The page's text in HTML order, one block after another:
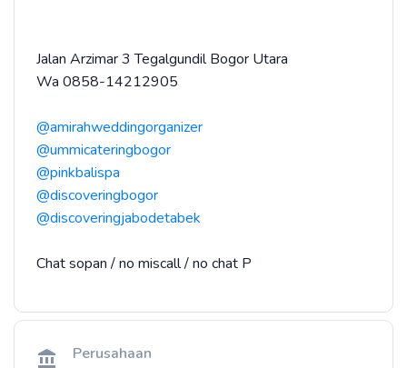
Jalan Arzimar 3 Tegalgundil Bogor Utara
Wa 0858-14212905
@amirahweddingorganizer
@ummicateringbogor
@pinkbalispa
@discoveringbogor
@discoveringjabodetabek
Chat sopan / no miscall / no chat P
Perusahaan